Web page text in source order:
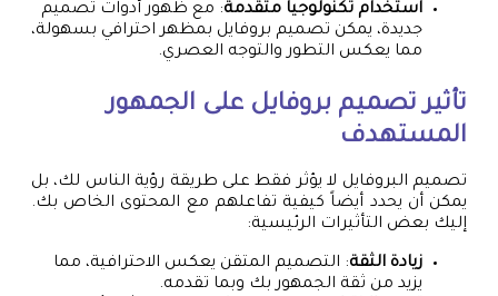
استخدام تكنولوجيا متقدمة: مع ظهور أدوات تصميم
جديدة، يمكن تصميم بروفايل بمظهر احترافي بسهولة،
مما يعكس التطور والتوجه العصري.
تأثير تصميم بروفايل على الجمهور
المستهدف
تصميم البروفايل لا يؤثر فقط على طريقة رؤية الناس لك، بل
يمكن أن يحدد أيضاً كيفية تفاعلهم مع المحتوى الخاص بك.
إليك بعض التأثيرات الرئيسية:
زيادة الثقة: التصميم المتقن يعكس الاحترافية، مما
يزيد من ثقة الجمهور بك وبما تقدمه.